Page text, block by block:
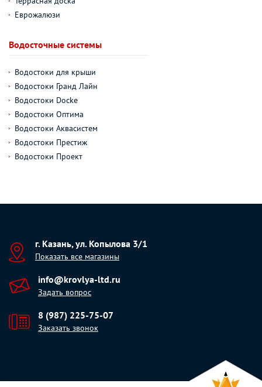
Еврожалюзи
Водосточные системы
Водостоки для крыши
Водостоки Гранд Лайн
Водостоки Docke
Водостоки Оптима
Водостоки Аквасистем
Водостоки Престиж
Водостоки Проект
г. Казань, ул. Копылова 3/1
Показать все магазины
info@krovlya-ltd.ru
Задать вопрос
8 (987) 225-75-07
Заказать звонок